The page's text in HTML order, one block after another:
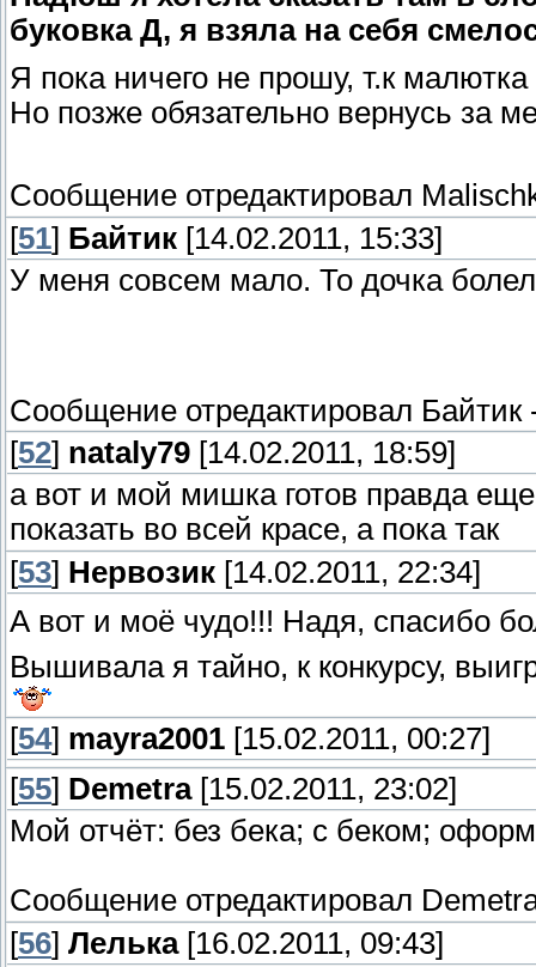
буковка Д, я взяла на себя
Я пока ничего не прошу, т.к
Но позже обязательно вернусь за
Сообщение отредактировал
[51] Байтик [14.02.2011, 15:33]
У меня совсем мало. То дочка
Сообщение отредактировал Байтик
[52] nataly79 [14.02.2011, 18:59]
а вот и мой мишка готов правда
показать во всей красе, а пока так
[53] Нервозик [14.02.2011, 22:34]
А вот и моё чудо!!! Надя, спасибо
Вышивала я тайно, к конкурсу,
[54] mayra2001 [15.02.2011, 00:27]
[55] Demetra[15.02.2011, 23:02]
Мой отчёт: без бека; с беком;
Сообщение отредактировал
[56] Лелька[16.02.2011, 09:43]